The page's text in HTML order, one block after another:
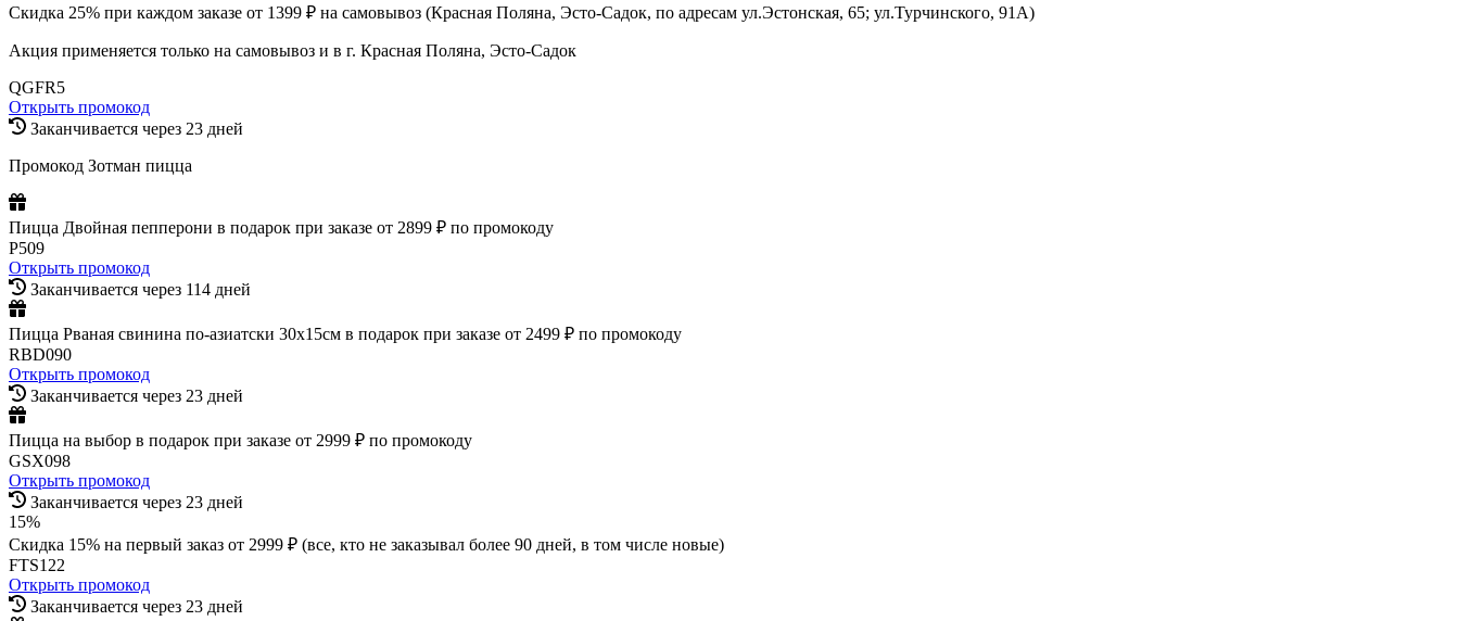
Скидка 25% при каждом заказе от 1399 ₽ на самовывоз (Красная Поляна, Эсто-Садок, по адресам ул.Эстонская, 65; ул.Турчинского, 91А)
Акция применяется только на самовывоз и в г. Красная Поляна, Эсто-Садок
QGFR5
Открыть промокод
Заканчивается через 23 дней
Промокод Зотман пицца
Пицца Двойная пепперони в подарок при заказе от 2899 ₽ по промокоду
P509
Открыть промокод
Заканчивается через 114 дней
Пицца Рваная свинина по-азиатски 30х15см в подарок при заказе от 2499 ₽ по промокоду
RBD090
Открыть промокод
Заканчивается через 23 дней
Пицца на выбор в подарок при заказе от 2999 ₽ по промокоду
GSX098
Открыть промокод
Заканчивается через 23 дней
15%
Скидка 15% на первый заказ от 2999 ₽ (все, кто не заказывал более 90 дней, в том числе новые)
FTS122
Открыть промокод
Заканчивается через 23 дней